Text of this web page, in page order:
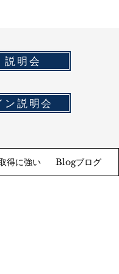
説明会
ン説明会
得に強い Blogブログ